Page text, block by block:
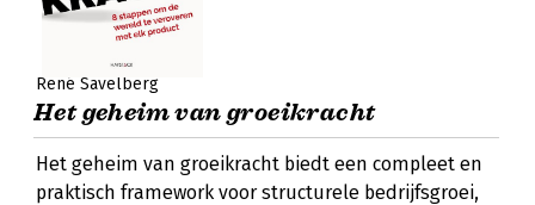
René Savelberg
Het geheim van groeikracht
Het geheim van groeikracht biedt een compleet en
praktisch framework voor structurele bedrijfsgroei,